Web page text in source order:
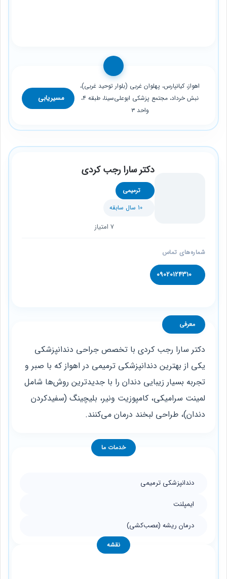
اهواز، کیانپارس، پهلوان غربی (بلوار توحید غربی)،
نبش خرداد، مجتمع پزشکی ابوعلی‌سینا، طبقه ۴،
واحد ۳
مسیریابی
دکتر سارا رجب کردی
ترمیمی
10 سال سابقه
7 امتیاز
شماره‌های تماس
09020124310
معرفی
دکتر سارا رجب کردی با تخصص جراحی دندانپزشکی
یکی از بهترین دندانپزشکی ترمیمی در اهواز که با صبر و
تجربه بسیار زیبایی دندان را با جدیدترین روش‌ها شامل
لمینت سرامیکی، کامپوزیت ونیر، بلیچینگ (سفیدکردن
دندان)، طراحی لبخند درمان می‌کنند.
خدمات ما
دندانپزشکی ترمیمی
ایمپلنت
درمان ریشه (عصب‌کشی)
نقشه